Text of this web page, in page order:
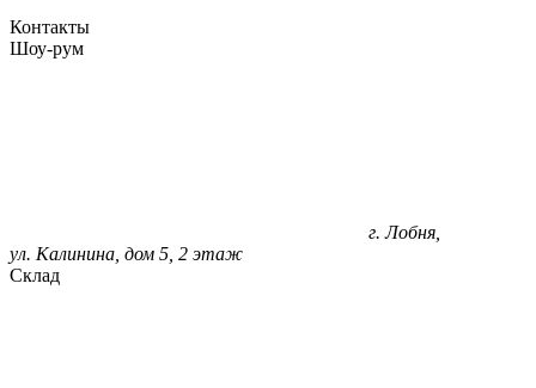
Контакты
Шоу-рум
г. Лобня,
ул. Калинина, дом 5, 2 этаж
Склад